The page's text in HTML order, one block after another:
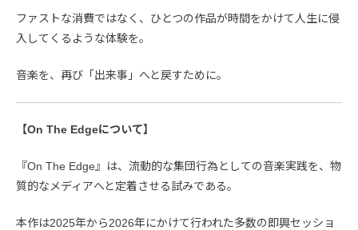
ファストな消費ではなく、ひとつの作品が時間をかけて人生に侵
入してくるような体験を。
音楽を、再び「出来事」へと戻すために。
【On The Edgeについて】
『On The Edge』は、流動的な集団行為としての音楽実践を、物
質的なメディアへと定着させる試みである。
本作は2025年から2026年にかけて行われた多数の即興セッショ